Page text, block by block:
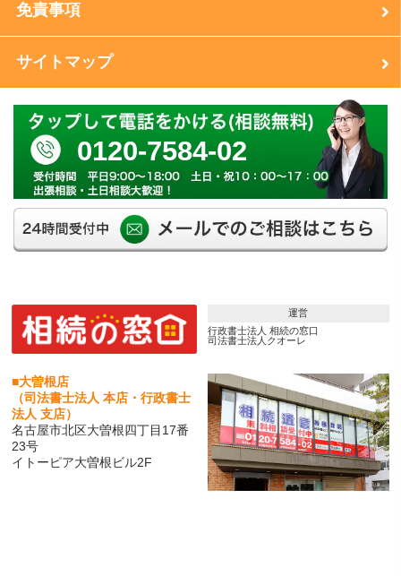
免責事項
サイトマップ
0120-7584-02
運営
行政書士法人 相続の窓口
司法書士法人クオーレ
■大曽根店
（司法書士法人 本店・行政書士
法人 支店）
名古屋市北区大曽根四丁目17番
23号
イトーピア大曽根ビル2F